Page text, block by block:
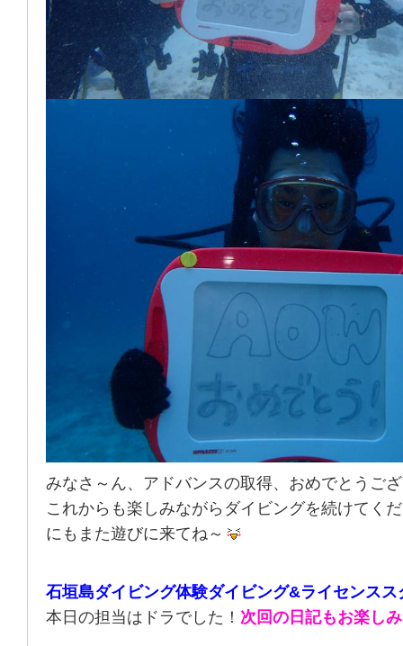
みなさ～ん、アドバンスの取得、おめでとうご
これからも楽しみながらダイビングを続けてく
にもまた遊びに来てね～
石垣島ダイビング体験ダイビング&ライセンスス
本日の担当はドラでした！ 次回の日記もお楽し